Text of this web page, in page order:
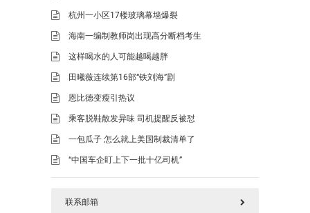
杭州一小区17楼玻璃幕墙爆裂
海南一编制教师岗出现高分断档考生
这样喝水的人可能越喝越胖
田曦薇连续第16部“铁刘海”剧
恩比德变瘦引热议
乘客脱鞋散发异味 司机提醒反被怼
一包瓜子 怎么就上美国制裁清单了
“中国车企盯上下一批十亿司机”
联系邮箱